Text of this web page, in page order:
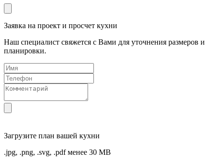
Заявка на проект и просчет кухни
Наш специалист свяжется с Вами для уточнения размеров и
планировки.
Загрузите план вашей кухни
.jpg, .png, .svg, .pdf менее 30 MB